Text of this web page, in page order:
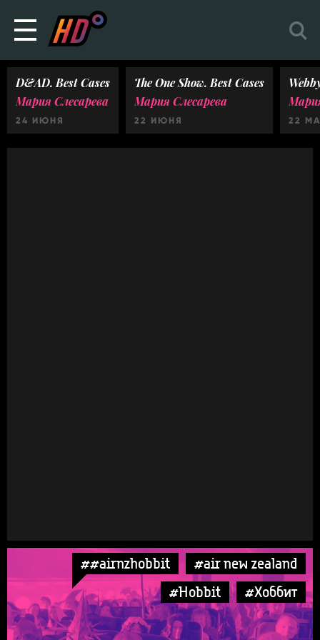
D&AD. Best Cases
Мария Слесарева
24 ИЮНЯ
The One Show. Best Cases
Мария Слесарева
22 ИЮНЯ 22
##airnzhobbit
#air new zealand
#Hobbit
#Хоббит